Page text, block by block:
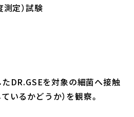
定）試験
DR.GSEを対象の細菌へ接触
いるかどうか）を観察。